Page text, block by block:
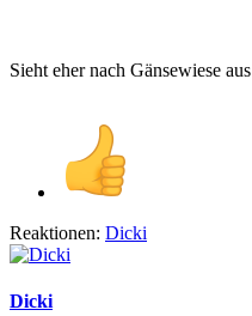
Sieht eher nach Gänsewiese aus
Reaktionen: Dicki
Dicki